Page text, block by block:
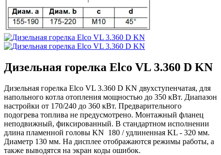
Дизельная горелка Elco VL 3.360 D KN
Дизельная горелка Elco VL 3.360 D KN двухступенчатая, для
напольного котла отопления мощностью до 350 кВт. Диапазон
настройки от 170/240 до 360 кВт. Предварительного
подогрева топлива не предусмотрено. Монтажный фланец
неподвижный, фиксированный. В стандартном исполнении
длина пламенной головы KN 180 / удлиненная KL - 320 мм.
Диаметр 130 мм. На дисплее отображаются режимы работы, а
также выводятся на экран коды ошибок.